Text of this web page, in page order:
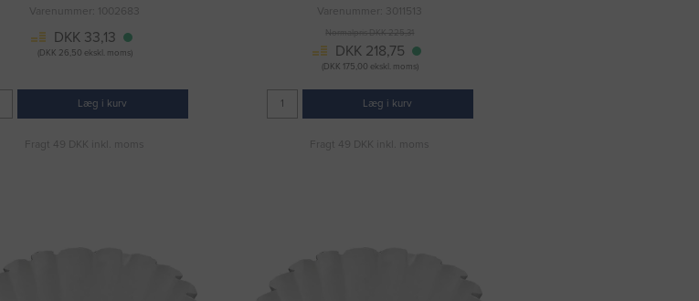
Varenummer: 1002683
DKK 33,13
(DKK 26,50 ekskl. moms)
Læg i kurv
Fragt 49 DKK inkl. moms
Varenummer: 3011513
Normalpris DKK 225,31
DKK 218,75
(DKK 175,00 ekskl. moms)
Læg i kurv
Fragt 49 DKK inkl. moms